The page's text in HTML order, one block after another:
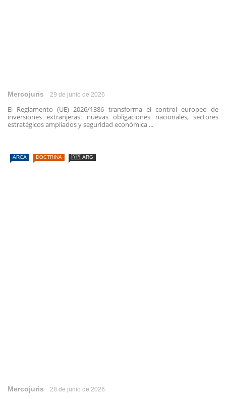
Mercojuris 29 de junio de 2026
El Reglamento (UE) 2026/1386 transforma el control europeo de
inversiones extranjeras: nuevas obligaciones nacionales, sectores
estratégicos ampliados y seguridad económica ...
ARCA DOCTRINA 🇦🇷 ARG
Mercojuris 28 de junio de 2026